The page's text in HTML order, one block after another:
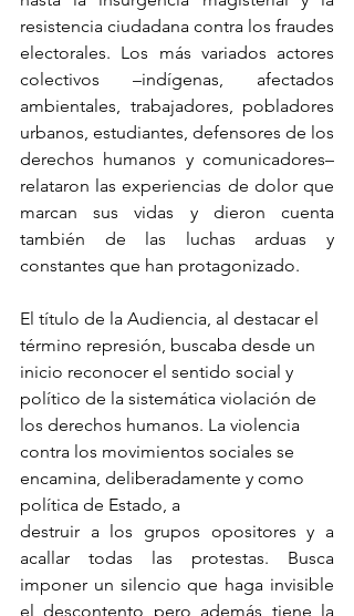
resistencia ciudadana contra los fraudes
electorales. Los más variados actores
colectivos –indígenas, afectados
ambientales, trabajadores, pobladores
urbanos, estudiantes, defensores de los
derechos humanos y comunicadores–
relataron las experiencias de dolor que
marcan sus vidas y dieron cuenta
también de las luchas arduas y
constantes que han protagonizado.
El título de la Audiencia, al destacar el
término represión, buscaba desde un
inicio reconocer el sentido social y
político de la sistemática violación de
los derechos humanos. La violencia
contra los movimientos sociales se
encamina, deliberadamente y como
política de Estado, a
destruir a los grupos opositores y a
acallar todas las protestas. Busca
imponer un silencio que haga invisible
el descontento pero además tiene la